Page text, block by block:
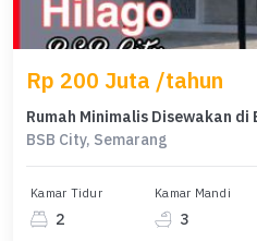
Rp 200 Juta /tahun
BSB City, Semarang
Kamar Tidur
2
Kamar Mandi
3